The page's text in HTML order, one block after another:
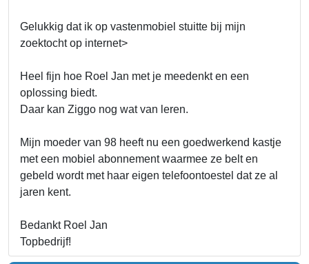
Gelukkig dat ik op vastenmobiel stuitte bij mijn
zoektocht op internet>
Heel fijn hoe Roel Jan met je meedenkt en een
oplossing biedt.
Daar kan Ziggo nog wat van leren.
Mijn moeder van 98 heeft nu een goedwerkend kastje
met een mobiel abonnement waarmee ze belt en
gebeld wordt met haar eigen telefoontoestel dat ze al
jaren kent.
Bedankt Roel Jan
Topbedrijf!